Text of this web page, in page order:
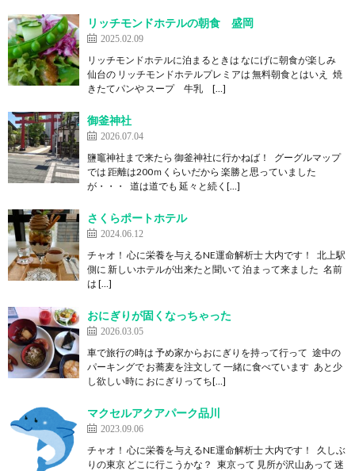
リッチモンドホテルの朝食 盛岡
2025.02.09
リッチモンドホテルに泊まるときは なにげに朝食が楽しみ
仙台の リッチモンドホテルプレミアは 無料朝食とはいえ 焼
きたてパンや スープ 牛乳 […]
御釜神社
2026.07.04
鹽竈神社まで来たら 御釜神社に行かねば！ グーグルマップ
では 距離は200ｍくらいだから 楽勝と思っていました
が・・・ 道は道でも 延々と続く[…]
さくらポートホテル
2024.06.12
チャオ！ 心に栄養を与えるNE運命解析士 大内です！ 北上駅
側に 新しいホテルが出来たと聞いて 泊まって来ました 名前
は […]
おにぎりが固くなっちゃった
2026.03.05
車で旅行の時は 予め家からおにぎりを持って行って 途中の
パーキングで お蕎麦を注文して 一緒に食べています あと少
し欲しい時に おにぎりってち[…]
マクセルアクアパーク品川
2023.09.06
チャオ！ 心に栄養を与えるNE運命解析士 大内です！ 久しぶ
りの東京 どこに行こうかな？ 東京って 見所が沢山あって 迷